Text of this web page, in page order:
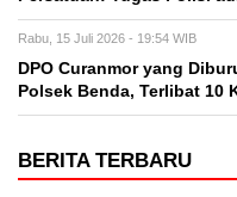
Rabu, 15 Juli 2026 - 19:54 WIB
DPO Curanmor yang
Polsek Benda, Terlibat 10
BERITA TERBARU